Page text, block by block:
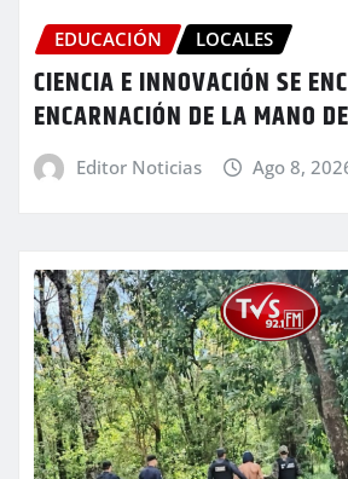
EDUCACIÓN LOCALES
CIENCIA E INNOVACIÓN SE
ENCARNACIÓN DE LA MANO
Editor Noticias Ago 8,